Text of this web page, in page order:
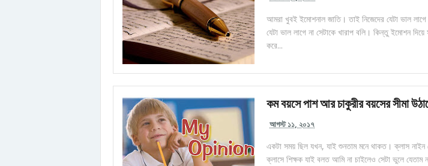
আমরা খুবই ইমোশনাল জাতি। তাই নিজেদের যেটা ভাল
যেটা ভাল লাগে না সেটাকে খারাপ বলি। কিন্তু ইমোশন
করে...
কম বয়সে পাশ আর চাকুরীর বয়সের সীমা
আগস্ট ১১, ২০১৭
একটা সময় ছিল যখন, যাই শুনতাম মনে থাকত। ক্লাস নাইন
ক্লাসে শিক্ষক যাই বলত আমি না চাইলেও সেটা ভুলে যেতাম